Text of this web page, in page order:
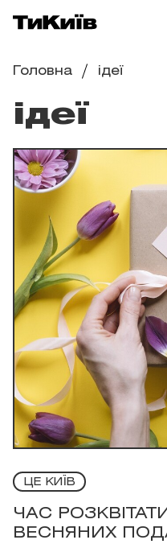
Головна ідеї
ідеї
ЦЕ КИЇВ
ЧАС
ВЕСНЯНИХ